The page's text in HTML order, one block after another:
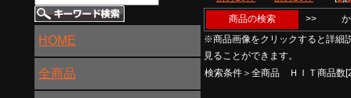
HOME
全商品
商品の検索
>>
※商品画像をクリックすると詳細
見ることができます。
検索条件＞全商品 ＨＩＴ商品数